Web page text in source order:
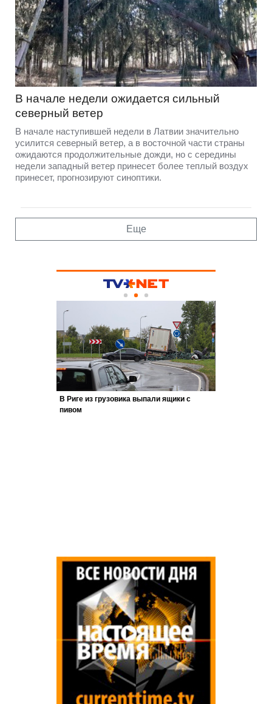
В начале недели ожидается сильный
северный ветер
В начале наступившей недели в Латвии значительно
усилится северный ветер, а в восточной части страны
ожидаются продолжительные дожди, но с середины
недели западный ветер принесет более теплый воздух
принесет, прогнозируют синоптики.
Еще